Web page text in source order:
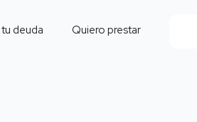
deuda Quiero prestar